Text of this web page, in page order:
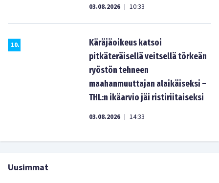
03.08.2026 | 10:33
10.
Käräjäoikeus katsoi
pitkäteräisellä veitsellä törkeän
ryöstön tehneen
maahanmuuttajan alaikäiseksi –
THL:n ikäarvio jäi ristiriitaiseksi
03.08.2026 | 14:33
Uusimmat